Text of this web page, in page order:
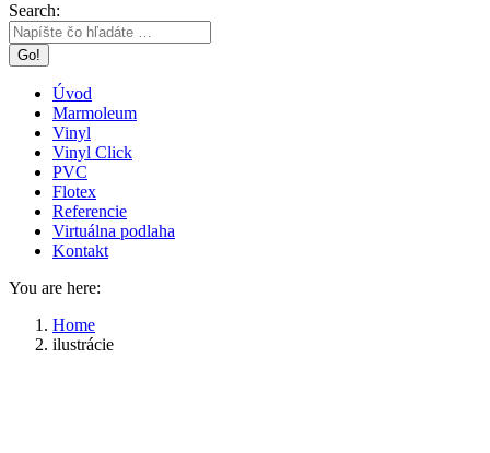
Search:
Úvod
Marmoleum
Vinyl
Vinyl Click
PVC
Flotex
Referencie
Virtuálna podlaha
Kontakt
You are here:
Home
ilustrácie